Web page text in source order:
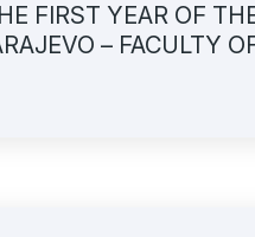
FIRST YEAR OF
– FACULTY